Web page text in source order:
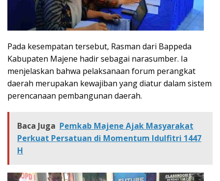
Pada kesempatan tersebut, Rasman dari Bappeda
Kabupaten Majene hadir sebagai narasumber. Ia
menjelaskan bahwa pelaksanaan forum perangkat
daerah merupakan kewajiban yang diatur dalam sistem
perencanaan pembangunan daerah.
Baca Juga Pemkab Majene Ajak Masyarakat
Perkuat Persatuan di Momentum Idulfitri 1447
H